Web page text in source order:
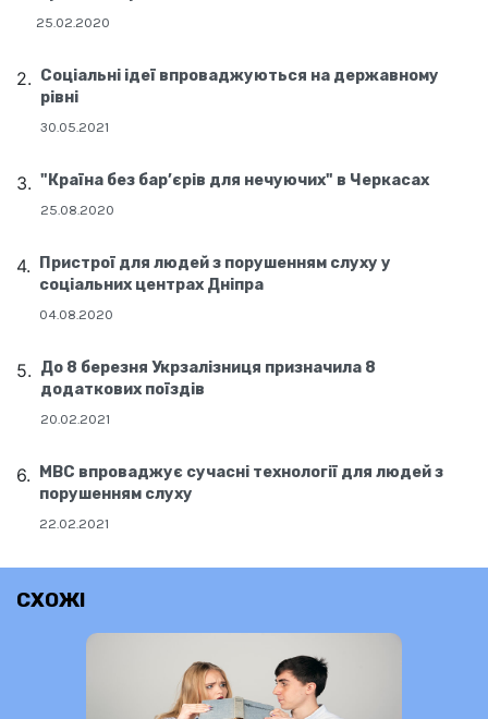
25.02.2020
Соціальні ідеї впроваджуються на державному
рівні
30.05.2021
"Країна без бар’єрів для нечуючих" в Черкасах
25.08.2020
Пристрої для людей з порушенням слуху у
соціальних центрах Дніпра
04.08.2020
До 8 березня Укрзалізниця призначила 8
додаткових поїздів
20.02.2021
МВС впроваджує сучасні технології для людей з
порушенням слуху
22.02.2021
СХОЖІ